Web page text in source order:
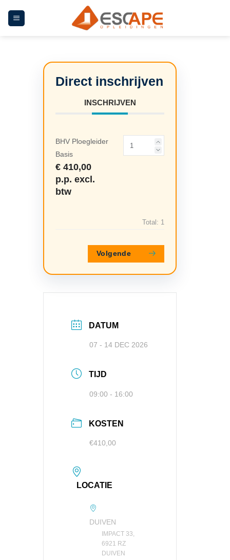
naar
DATUM
07 - 14 DEC 2026
TIJD
09:00 - 16:00
KOSTEN
€410,00
LOCATIE
DUIVEN
IMPACT 33,
6921 RZ
DUIVEN
INSCHRIJVEN
BHV Ploegleider
Basis
€ 410,00
p.p. excl.
btw
Total: 1
Volgende